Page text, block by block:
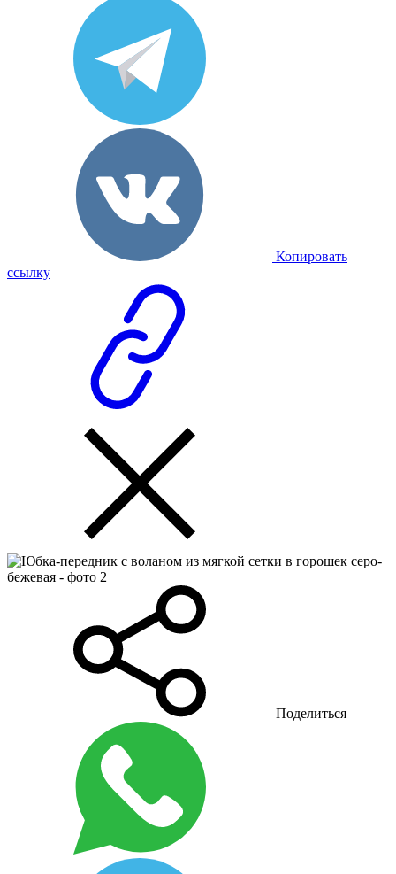
Копировать
ссылку
Поделиться